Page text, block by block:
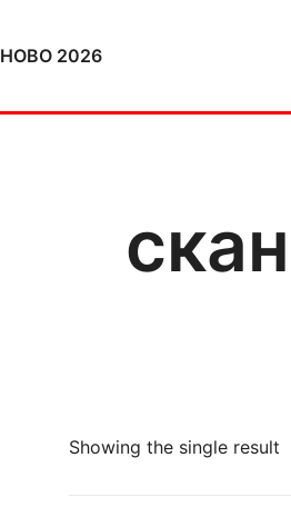
НОВО 2026
Showing the single result